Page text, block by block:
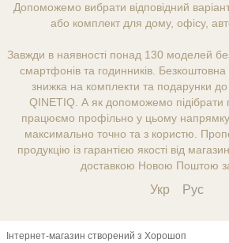
Допоможемо вибрати відповідний
або комплект для дому, офісу,
Завжди в наявності понад 130 моделей
смартфонів та годинників.
знижка на комплекти та подарунки до
QINETIQ. А як допоможемо підібрати
працюємо профільно у цьому
максимально точно та з користю.
продукцію із гарантією якості від
доставкою Новою Поштою
Укр Рус
Інтернет-магазин створений з Хорошоп